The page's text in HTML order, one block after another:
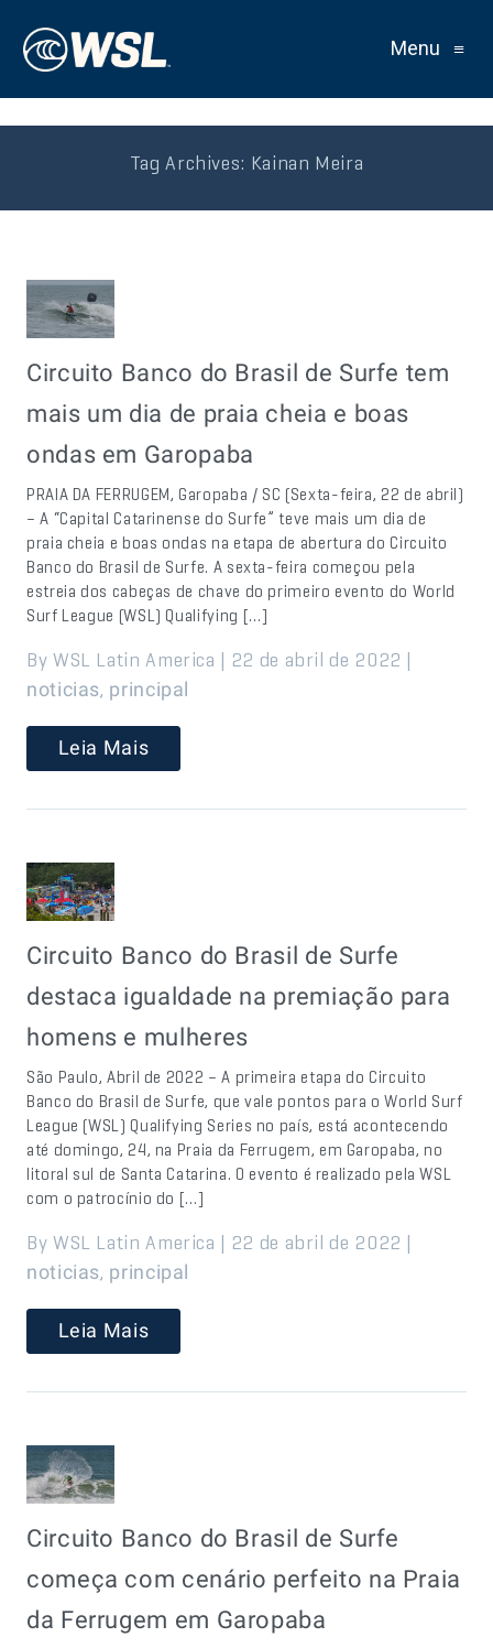
Menu ≡
Tag Archives: Kainan Meira
Circuito Banco do Brasil de Surfe tem
mais um dia de praia cheia e boas
ondas em Garopaba
PRAIA DA FERRUGEM, Garopaba / SC (Sexta-feira, 22 de abril)
– A “Capital Catarinense do Surfe” teve mais um dia de
praia cheia e boas ondas na etapa de abertura do Circuito
Banco do Brasil de Surfe. A sexta-feira começou pela
estreia dos cabeças de chave do primeiro evento do World
Surf League (WSL) Qualifying […]
By WSL Latin America | 22 de abril de 2022 |
noticias, principal
Leia Mais
Circuito Banco do Brasil de Surfe
destaca igualdade na premiação para
homens e mulheres
São Paulo, Abril de 2022 – A primeira etapa do Circuito
Banco do Brasil de Surfe, que vale pontos para o World Surf
League (WSL) Qualifying Series no país, está acontecendo
até domingo, 24, na Praia da Ferrugem, em Garopaba, no
litoral sul de Santa Catarina. O evento é realizado pela WSL
com o patrocínio do […]
By WSL Latin America | 22 de abril de 2022 |
noticias, principal
Leia Mais
Circuito Banco do Brasil de Surfe
começa com cenário perfeito na Praia
da Ferrugem em Garopaba